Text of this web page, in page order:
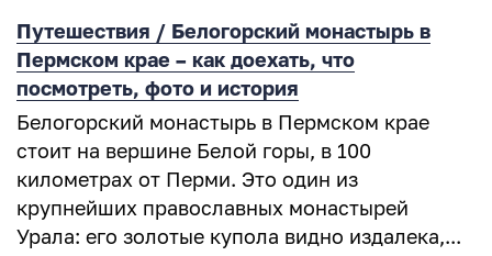
Путешествия / Белогорский монастырь в
Пермском крае – как доехать, что
посмотреть, фото и история
Белогорский монастырь в Пермском крае
стоит на вершине Белой горы, в 100
километрах от Перми. Это один из
крупнейших православных монастырей
Урала: его золотые купола видно издалека,...